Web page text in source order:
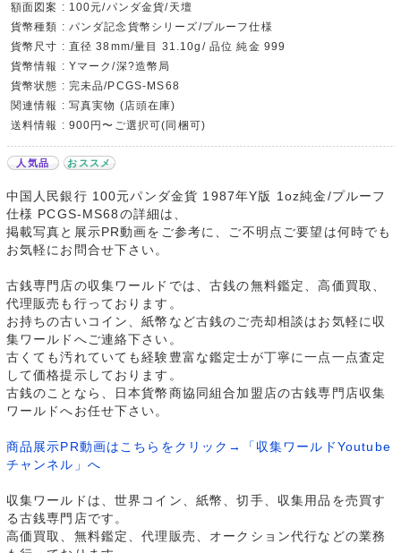
額面図案 : 100元/パンダ金貨/天壇
貨幣種類 : パンダ記念貨幣シリーズ/プルーフ仕様
貨幣尺寸 : 直径 38mm/量目 31.10g/ 品位 純金 999
貨幣情報 : Yマーク/深?造幣局
貨幣状態 : 完未品/PCGS-MS68
関連情報 : 写真実物 (店頭在庫)
送料情報 : 900円〜ご選択可(同梱可)
人気品 おススメ
中国人民銀行 100元パンダ金貨 1987年Y版 1oz純金/プルーフ
仕様 PCGS-MS68の詳細は、
掲載写真と展示PR動画をご参考に、ご不明点ご要望は何時でも
お気軽にお問合せ下さい。
古銭専門店の収集ワールドでは、古銭の無料鑑定、高価買取、
代理販売も行っております。
お持ちの古いコイン、紙幣など古銭のご売却相談はお気軽に収
集ワールドへご連絡下さい。
古くても汚れていても経験豊富な鑑定士が丁寧に一点一点査定
して価格提示しております。
古銭のことなら、日本貨幣商協同組合加盟店の古銭専門店収集
ワールドへお任せ下さい。
商品展示PR動画はこちらをクリック→「収集ワールドYoutube
チャンネル」へ
収集ワールドは、世界コイン、紙幣、切手、収集用品を売買す
る古銭専門店です。
高価買取、無料鑑定、代理販売、オークション代行などの業務